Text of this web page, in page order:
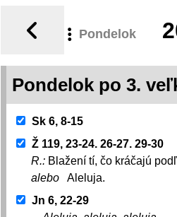
Pondelok
Pondelok po 3.
Sk 6, 8-15
Ž 119, 23-24. 26-27. 29-30
R.: Blažení tí, čo kráčajú
alebo
Aleluja.
Jn 6, 22-29